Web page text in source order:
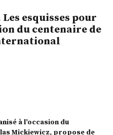
esquisses pour
du centenaire de
à l’occasion du
Mickiewicz, propose de